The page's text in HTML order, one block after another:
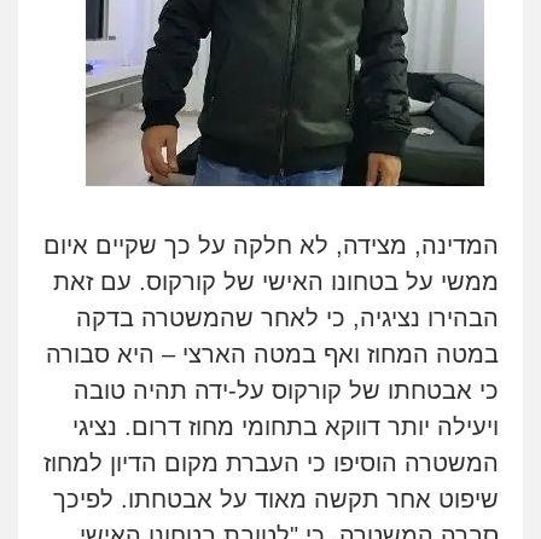
המדינה, מצידה, לא חלקה על כך שקיים איום
ממשי על בטחונו האישי של קורקוס. עם זאת
הבהירו נציגיה, כי לאחר שהמשטרה בדקה
במטה המחוז ואף במטה הארצי – היא סבורה
כי אבטחתו של קורקוס על-ידה תהיה טובה
ויעילה יותר דווקא בתחומי מחוז דרום. נציגי
המשטרה הוסיפו כי העברת מקום הדיון למחוז
שיפוט אחר תקשה מאוד על אבטחתו. לפיכך